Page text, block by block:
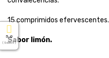
15 comprimidos efervescentes.
Sabor limón.
5.0
( Sobre 5 )